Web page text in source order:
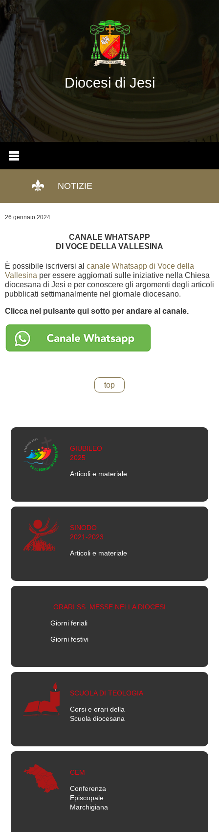
Diocesi di Jesi
NOTIZIE
26 gennaio 2024
CANALE WHATSAPP
DI VOCE DELLA VALLESINA
È possibile iscriversi al canale Whatsapp di Voce della
Vallesina per essere aggiornati sulle iniziative nella Chiesa
diocesana di Jesi e per conoscere gli argomenti degli articoli
pubblicati settimanalmente nel giornale diocesano.
Clicca nel pulsante qui sotto per andare al canale.
top
GIUBILEO
2025
Articoli e materiale
SINODO
2021-2023
Articoli e materiale
ORARI SS. MESSE NELLA DIOCESI
Giorni feriali
Giorni festivi
SCUOLA DI TEOLOGIA
Corsi e orari della
Scuola diocesana
CEM
Conferenza
Episcopale
Marchigiana